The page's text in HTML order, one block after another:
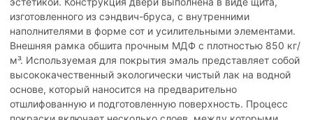
изготовленного из сэндвич-бруса, с внутренними
наполнителями в форме сот и усилительными элементами.
Внешняя рамка обшита прочным МДФ с плотностью 850 кг/
м³. Используемая для покрытия эмаль представляет собой
высококачественный экологически чистый лак на водной
основе, который наносится на предварительно
отшлифованную и подготовленную поверхность. Процесс